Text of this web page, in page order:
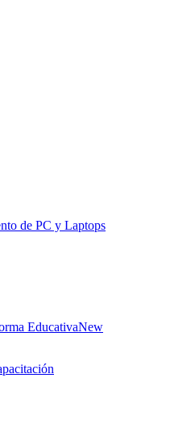
de PC y Laptops
EducativaNew